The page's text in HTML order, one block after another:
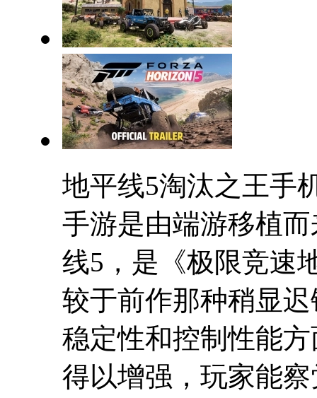
地平线5淘汰之王手
手游是由端游移植
线5，是《极限竞速
较于前作那种稍显
稳定性和控制性能
得以增强，玩家能